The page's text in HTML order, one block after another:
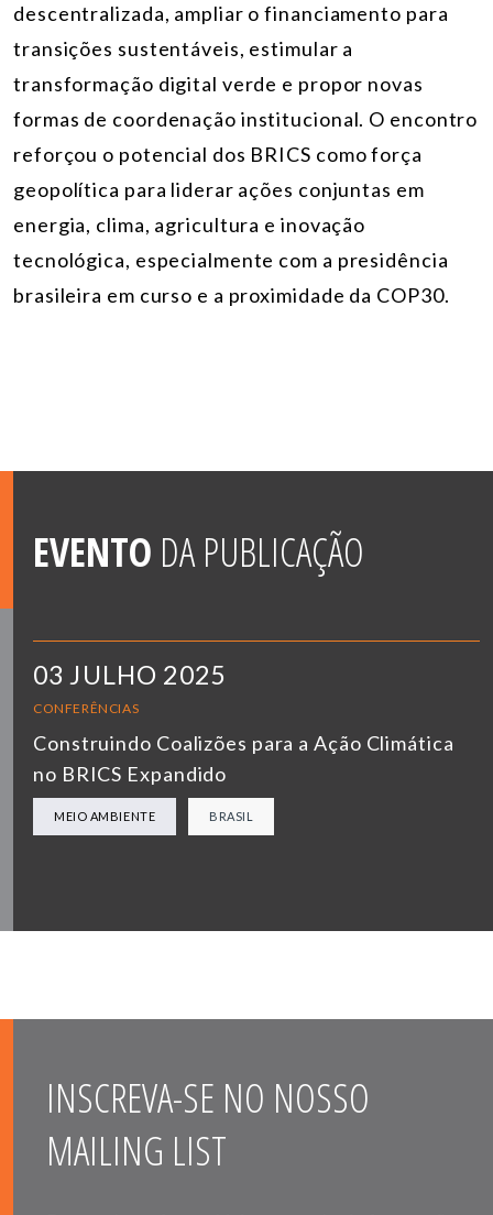
descentralizada, ampliar o financiamento para
transições sustentáveis, estimular a
transformação digital verde e propor novas
formas de coordenação institucional. O encontro
reforçou o potencial dos BRICS como força
geopolítica para liderar ações conjuntas em
energia, clima, agricultura e inovação
tecnológica, especialmente com a presidência
brasileira em curso e a proximidade da COP30.
EVENTO DA PUBLICAÇÃO
03 JULHO 2025
CONFERÊNCIAS
Construindo Coalizões para a Ação Climática
no BRICS Expandido
MEIO AMBIENTE BRASIL
INSCREVA-SE NO NOSSO
MAILING LIST